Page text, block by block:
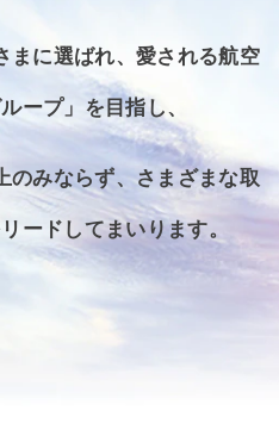
まに選ばれ、愛される航空
ープ」を目指し、
のみならず、さまざまな取
ードしてまいります。